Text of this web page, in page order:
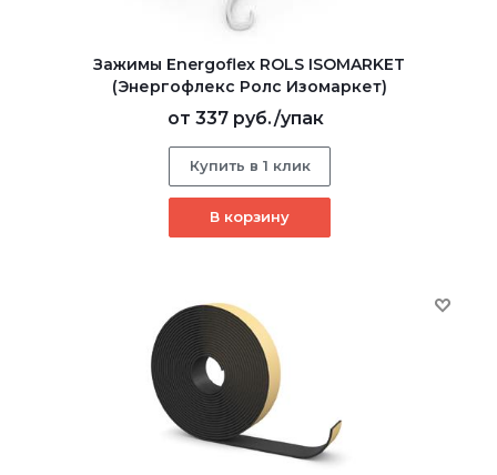
Зажимы Energoflex ROLS ISOMARKET
(Энергофлекс Ролс Изомаркет)
от 337 руб./упак
Купить в 1 клик
В корзину